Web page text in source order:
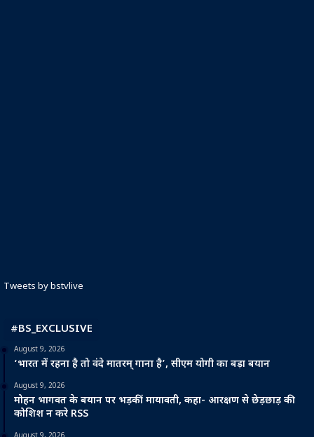
Tweets by bstvlive
#BS_EXCLUSIVE
August 9, 2026
‘भारत में रहना है तो वंदे मातरम् गाना है’, सीएम योगी का बड़ा बयान
August 9, 2026
मोहन भागवत के बयान पर भड़कीं मायावती, कहा- आरक्षण से छेड़छाड़ की
कोशिश न करे RSS